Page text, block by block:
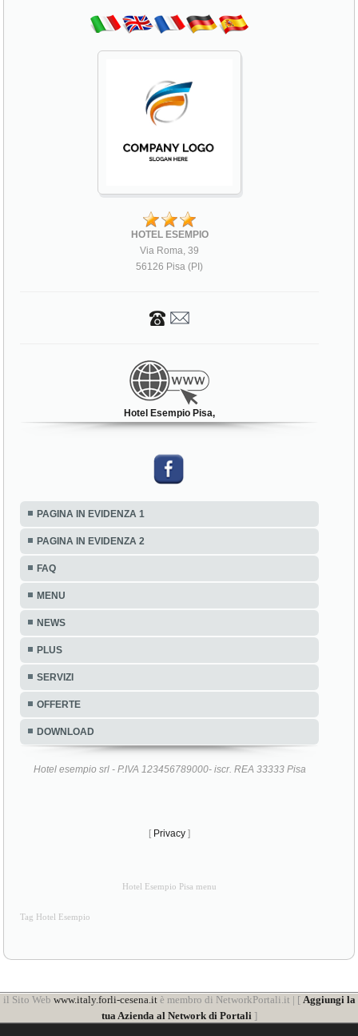
HOTEL ESEMPIO
Via Roma, 39
56126 Pisa (PI)
Hotel Esempio Pisa,
PAGINA IN EVIDENZA 1
PAGINA IN EVIDENZA 2
FAQ
MENU
NEWS
PLUS
SERVIZI
OFFERTE
DOWNLOAD
Hotel esempio srl - P.IVA 123456789000- iscr. REA 33333 Pisa
[ Privacy ]
Hotel Esempio Pisa menu
Tag Hotel Esempio
il Sito Web www.italy.forli-cesena.itè membro di NetworkPortali.it | [ Aggiungi la
tua Azienda al Network di Portali]